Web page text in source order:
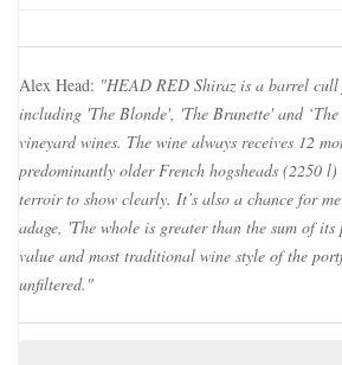
Alex Head: "HEAD RED Shiraz is a barrel cull
including 'The Blonde', 'The Brunette' and
vineyard wines. The wine always receives 12
predominantly older French hogsheads (2250
terroir to show clearly. It’s also a chance for
adage, 'The whole is greater than the sum of
value and most traditional wine style of the
unfiltered."